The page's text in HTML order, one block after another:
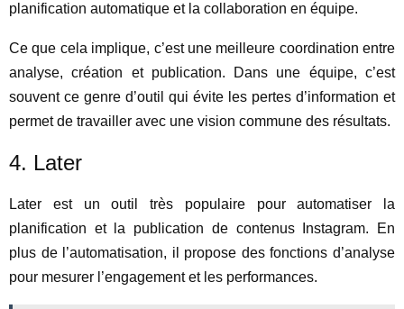
planification automatique et la collaboration en équipe.
Ce que cela implique, c’est une meilleure coordination entre
analyse, création et publication. Dans une équipe, c’est
souvent ce genre d’outil qui évite les pertes d’information et
permet de travailler avec une vision commune des résultats.
4. Later
Later est un outil très populaire pour automatiser la
planification et la publication de contenus Instagram. En
plus de l’automatisation, il propose des fonctions d’analyse
pour mesurer l’engagement et les performances.